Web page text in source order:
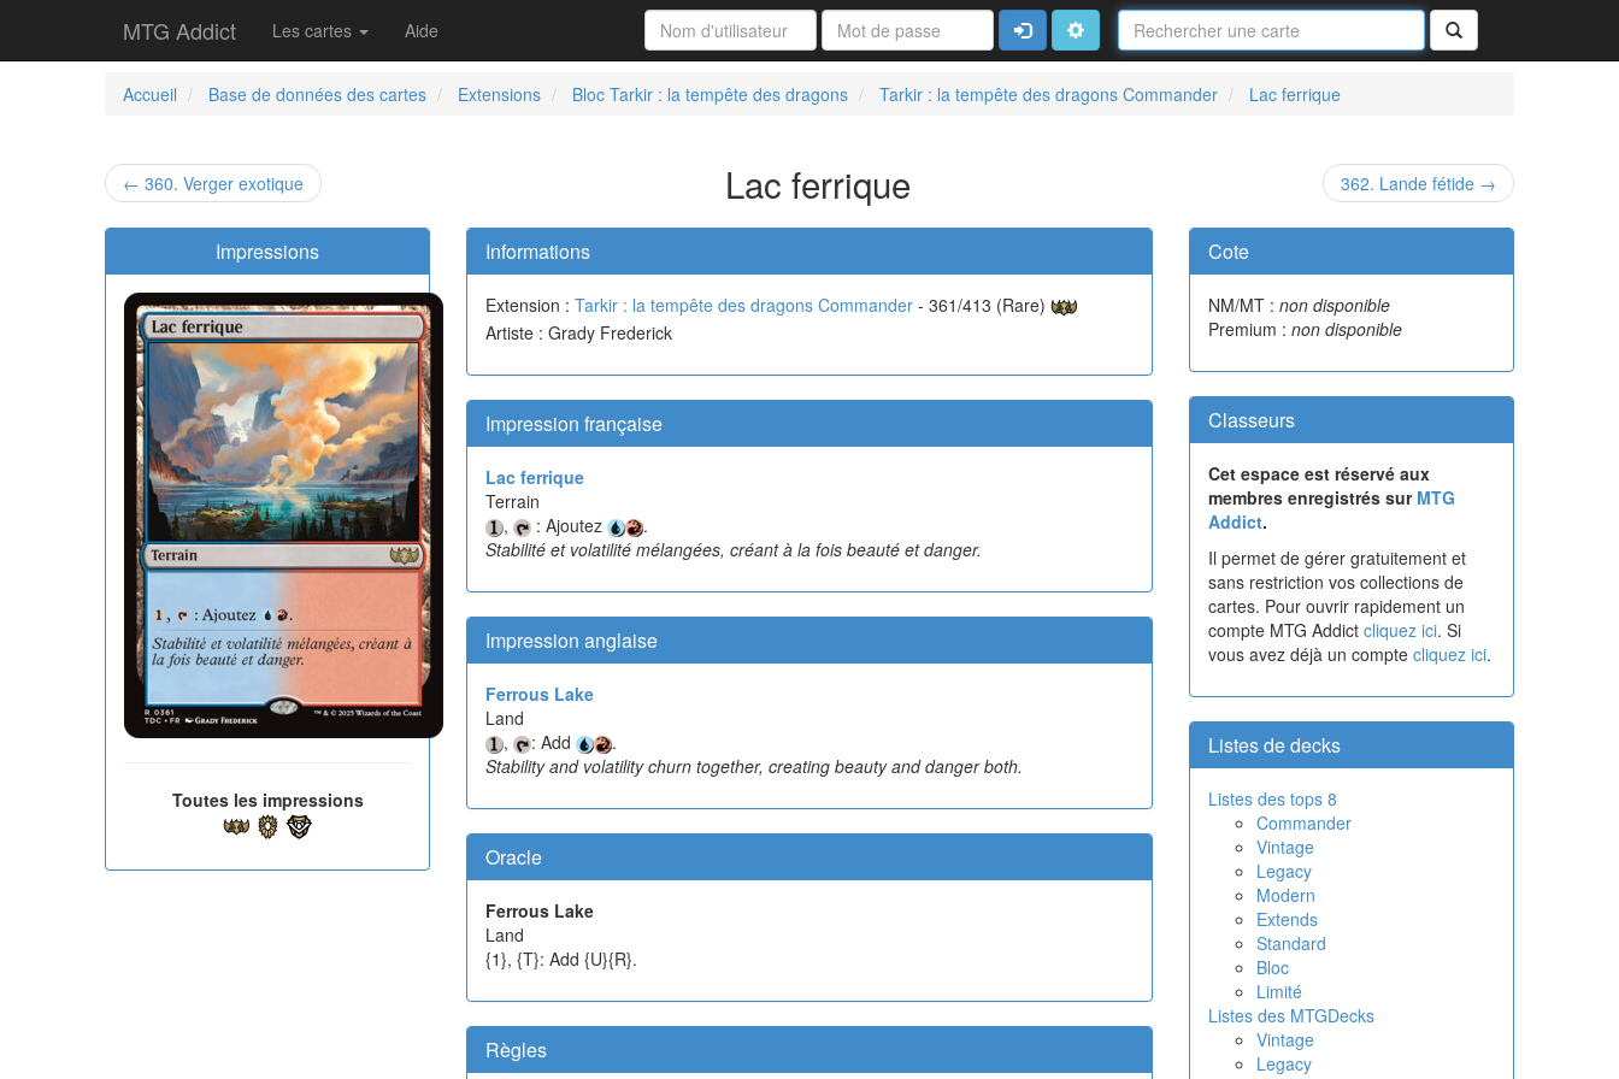
MTG Addict Les cartes Aide
Nom
de
la
carte
Rechercher
ConnexionAvancé
Accueil
Base de données des cartes Extensions Bloc Tarkir : la tempête des dragons Tarkir : la tempête des dragons Commander Lac ferrique
← 360. Verger exotique Lac ferrique 362. Lande fétide →
Impressions
Toutes les impressions
Informations
Extension : Tarkir : la tempête des dragons Commander - 361/413 (Rare)
Artiste : Grady Frederick
Impression française
Lac ferrique
Terrain
,
: Ajoutez
.
Stabilité et volatilité mélangées, créant à la fois beauté et danger.
Impression anglaise
Ferrous Lake
Land
,
: Add
.
Stability and volatility churn together, creating beauty and danger both.
Oracle
Ferrous Lake
Land
{1}, {T}: Add {U}{R}.
Règles
Cote
NM/MT : non disponible
Premium : non disponible
Classeurs
Cet espace est réservé aux
membres enregistrés sur MTG
Addict.
Il permet de gérer gratuitement et
sans restriction vos collections de
cartes. Pour ouvrir rapidement un
compte MTG Addict cliquez ici. Si
vous avez déjà un compte cliquez ici.
Listes de decks
Listes des tops 8
Commander
Vintage
Legacy
Modern
Extends
Standard
Bloc
Limité
Listes des MTGDecks
Vintage
Legacy